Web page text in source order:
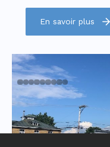
En savoir plus